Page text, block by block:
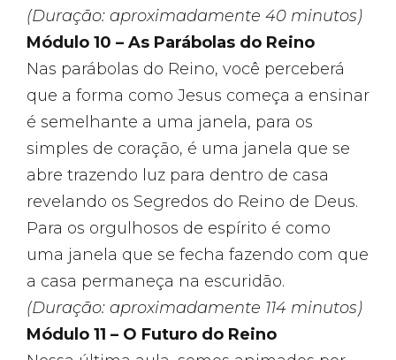
(Duração: aproximadamente 40 minutos)
Módulo 10 – As Parábolas do Reino
Nas parábolas do Reino, você perceberá
que a forma como Jesus começa a ensinar
é semelhante a uma janela, para os
simples de coração, é uma janela que se
abre trazendo luz para dentro de casa
revelando os Segredos do Reino de Deus.
Para os orgulhosos de espírito é como
uma janela que se fecha fazendo com que
a casa permaneça na escuridão.
(Duração: aproximadamente 114 minutos)
Módulo 11 – O Futuro do Reino